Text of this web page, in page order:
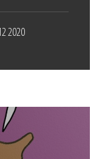
2020